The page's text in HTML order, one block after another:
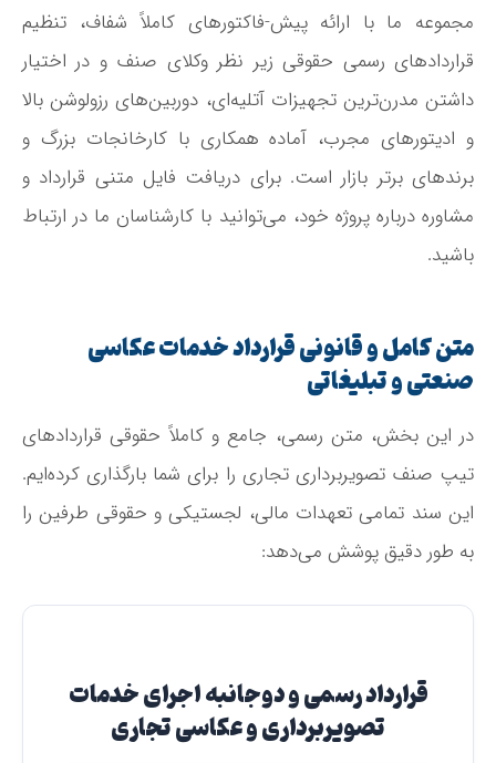
مجموعه ما با ارائه پیش-فاکتورهای کاملاً شفاف، تنظیم
قراردادهای رسمی حقوقی زیر نظر وکلای صنف و در اختیار
داشتن مدرن‌ترین تجهیزات آتلیه‌ای، دوربین‌های رزولوشن بالا
و ادیتورهای مجرب، آماده همکاری با کارخانجات بزرگ و
برندهای برتر بازار است. برای دریافت فایل متنی قرارداد و
مشاوره درباره پروژه خود، می‌توانید با کارشناسان ما در ارتباط
باشید.
متن کامل و قانونی قرارداد خدمات عکاسی
صنعتی و تبلیغاتی
در این بخش، متن رسمی، جامع و کاملاً حقوقی قراردادهای
تیپ صنف تصویربرداری تجاری را برای شما بارگذاری کرده‌ایم.
این سند تمامی تعهدات مالی، لجستیکی و حقوقی طرفین را
به طور دقیق پوشش می‌دهد:
قرارداد رسمی و دوجانبه اجرای خدمات
تصویربرداری و عکاسی تجاری